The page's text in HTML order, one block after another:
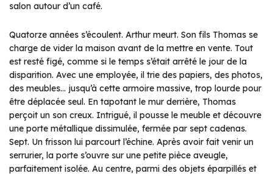
salon autour d’un café.
Quatorze années s’écoulent. Arthur meurt. Son fils Thomas se
charge de vider la maison avant de la mettre en vente. Tout
est resté figé, comme si le temps s’était arrêté le jour de la
disparition. Avec une employée, il trie des papiers, des photos,
des meubles… jusqu’à cette armoire massive, trop lourde pour
être déplacée seul. En tapotant le mur derrière, Thomas
perçoit un son creux. Intrigué, il pousse le meuble et découvre
une porte métallique dissimulée, fermée par sept cadenas.
Sept. Un frisson lui parcourt l’échine. Après avoir fait venir un
serrurier, la porte s’ouvre sur une petite pièce aveugle,
parfaitement isolée. Au centre, parmi des objets éparpillés et